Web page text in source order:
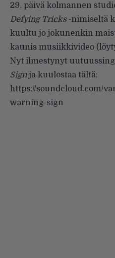
29. päivä kolmannen
Defying Tricks-nimiseltä
kuultu jo jokunenkin
kaunis musiikkivideo
Nyt ilmestynyt
Signja kuulostaa tältä:
https://soundcloud.com/
warning-sign